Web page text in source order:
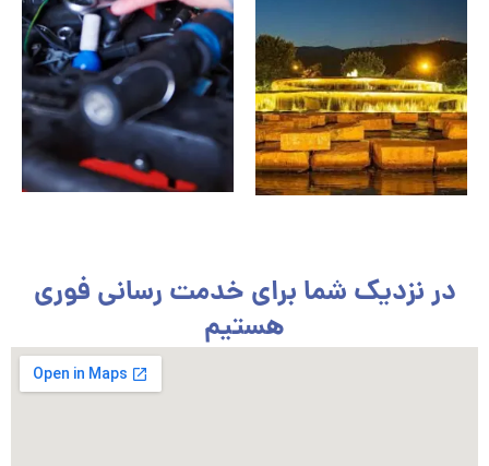
در نزدیک شما برای خدمت رسانی فوری
هستیم